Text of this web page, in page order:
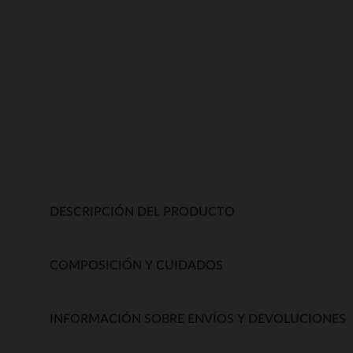
DESCRIPCIÓN DEL PRODUCTO
COMPOSICIÓN Y CUIDADOS
INFORMACIÓN SOBRE ENVÍOS Y DEVOLUCIONES